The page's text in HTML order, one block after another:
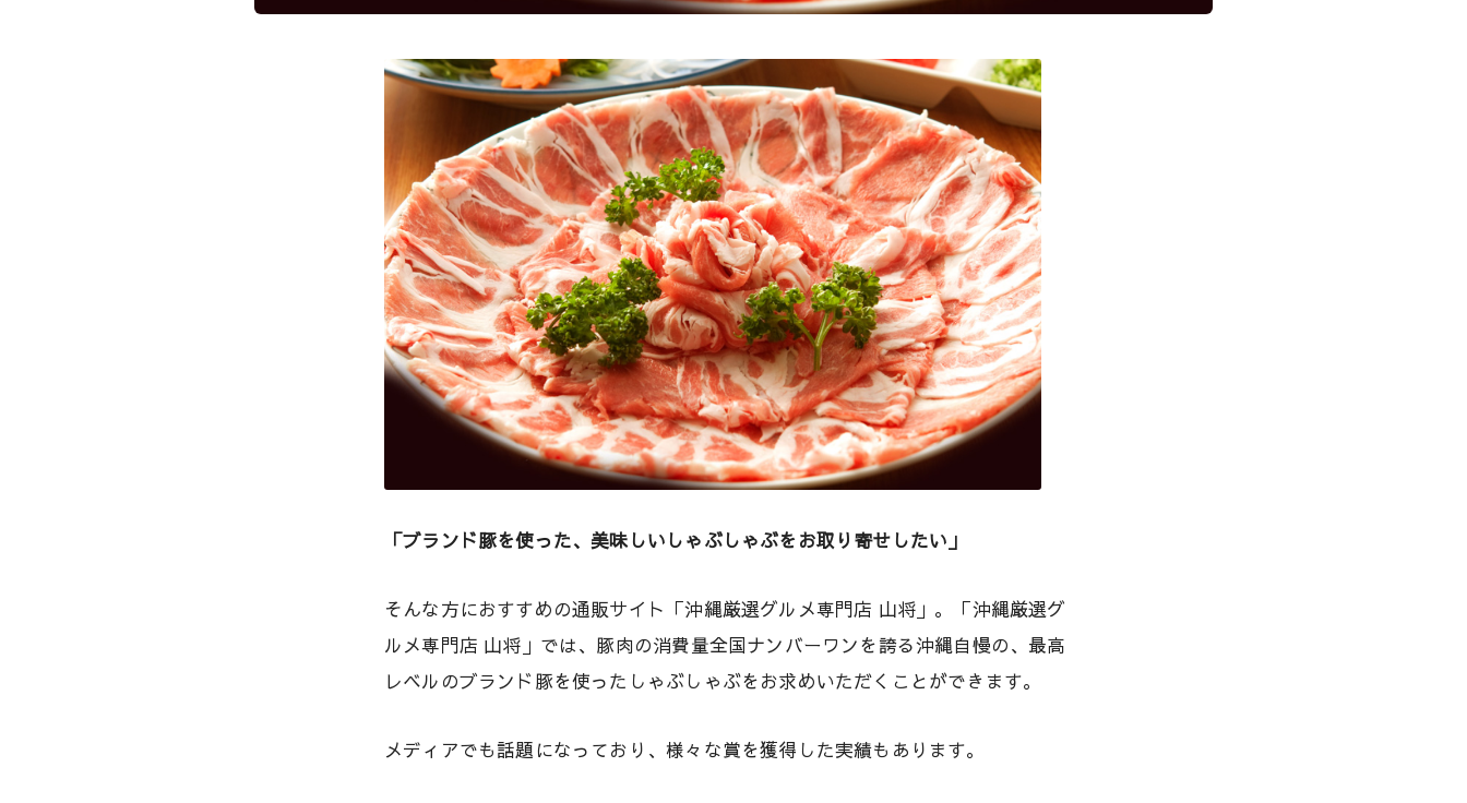
「ブランド豚を使った、美味しいしゃぶしゃぶをお取り寄せしたい」
そんな方におすすめの通販サイト「沖縄厳選グルメ専門店 山将」。「沖縄厳選グ
ルメ専門店 山将」では、豚肉の消費量全国ナンバーワンを誇る沖縄自慢の、最高
レベルのブランド豚を使ったしゃぶしゃぶをお求めいただくことができます。
メディアでも話題になっており、様々な賞を獲得した実績もあります。